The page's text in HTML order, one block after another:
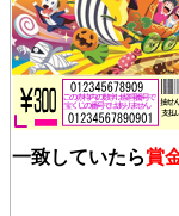
一致していたら賞